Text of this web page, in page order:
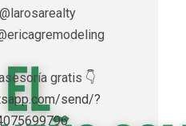
gratis 👇
send/?